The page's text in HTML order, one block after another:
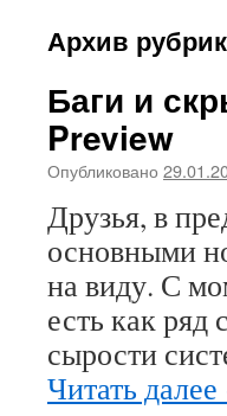
Архив
Баги и
Preview
Опубликовано
Друзья, в
основными
на виду. С
есть как ряд
сырости
Читать далее